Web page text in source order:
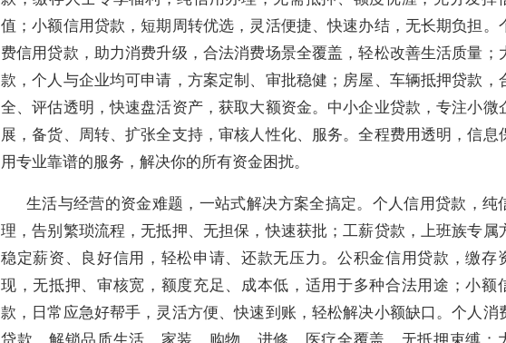
值；小额信用贷款，短期周转优选，灵活便捷、快速办结，无长期负担。
费信用贷款，助力消费升级，合法消费场景全覆盖，轻松改善生活质量；
款，个人与企业均可申请，方案定制、审批稳健；房屋、车辆抵押贷款，
全、评估透明，快速盘活资产，获取大额资金。中小企业贷款，专注小微
展，备货、周转、扩张全支持，审核人性化、服务。全程费用透明，信息
用专业靠谱的服务，解决你的所有资金困扰。
生活与经营的资金难题，一站式解决方案全搞定。个人信用贷款，纯
理，告别繁琐流程，无抵押、无担保，快速获批；工薪贷款，上班族专属
稳定薪资、良好信用，轻松申请、还款无压力。公积金信用贷款，缴存
现，无抵押、审核宽，额度充足、成本低，适用于多种合法用途；小额
款，日常应急好帮手，灵活方便、快速到账，轻松解决小额缺口。个人消